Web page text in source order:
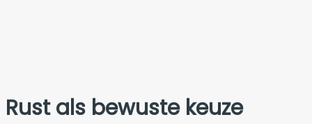
Rust als bewuste keuze